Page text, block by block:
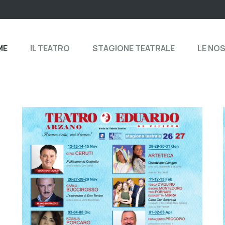
IL TEATRO STAGIONE TEATRALE LE